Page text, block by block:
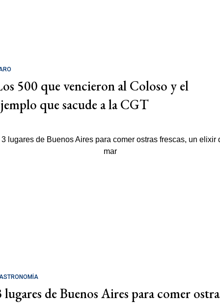
500 que vencieron al Coloso y el
que sacude a la CGT
lugares de Buenos Aires para comer